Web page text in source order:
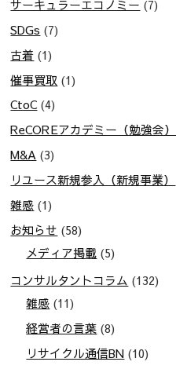
サーキュラーエコノミー (7)
SDGs (7)
古着 (1)
催事買取 (1)
CtoC (4)
ReCOREアカデミー（勉強会）
M&A (3)
リユース新規参入（新規事業）
雑感 (1)
お知らせ (58)
メディア掲載 (5)
コンサルタントコラム (132)
雑感 (11)
経営者の言葉 (8)
リサイクル通信BN (10)